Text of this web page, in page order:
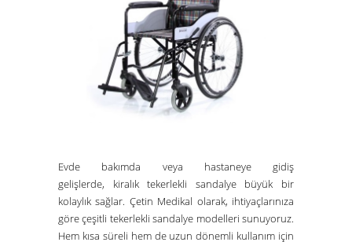
Evde bakımda veya hastaneye gidiş
gelişlerde, kiralık tekerlekli sandalyebüyük bir
kolaylık sağlar. Çetin Medikal olarak, ihtiyaçlarınıza
göre çeşitli tekerlekli sandalye modelleri sunuyoruz.
Hem kısa süreli hem de uzun dönemli kullanım için